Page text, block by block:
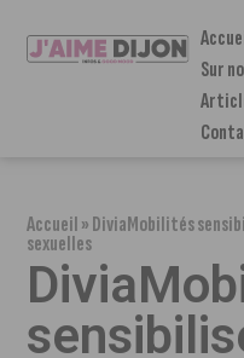
Sur
Accueil»DiviaMobilités
sexuelles